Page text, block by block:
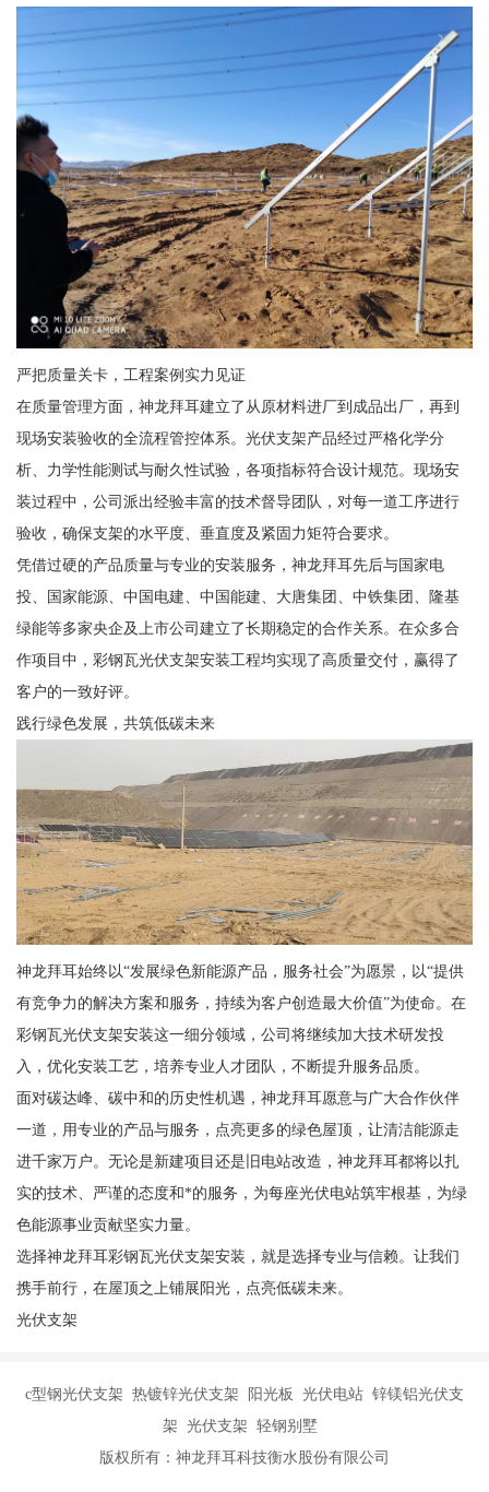
严把质量关卡，工程案例实力见证
在质量管理方面，神龙拜耳建立了从原材料进厂到成品出厂，再到
现场安装验收的全流程管控体系。光伏支架产品经过严格化学分
析、力学性能测试与耐久性试验，各项指标符合设计规范。现场安
装过程中，公司派出经验丰富的技术督导团队，对每一道工序进行
验收，确保支架的水平度、垂直度及紧固力矩符合要求。
凭借过硬的产品质量与专业的安装服务，神龙拜耳先后与国家电
投、国家能源、中国电建、中国能建、大唐集团、中铁集团、隆基
绿能等多家央企及上市公司建立了长期稳定的合作关系。在众多合
作项目中，彩钢瓦光伏支架安装工程均实现了高质量交付，赢得了
客户的一致好评。
践行绿色发展，共筑低碳未来
神龙拜耳始终以“发展绿色新能源产品，服务社会”为愿景，以“提供
有竞争力的解决方案和服务，持续为客户创造最大价值”为使命。在
彩钢瓦光伏支架安装这一细分领域，公司将继续加大技术研发投
入，优化安装工艺，培养专业人才团队，不断提升服务品质。
面对碳达峰、碳中和的历史性机遇，神龙拜耳愿意与广大合作伙伴
一道，用专业的产品与服务，点亮更多的绿色屋顶，让清洁能源走
进千家万户。无论是新建项目还是旧电站改造，神龙拜耳都将以扎
实的技术、严谨的态度和*的服务，为每座光伏电站筑牢根基，为绿
色能源事业贡献坚实力量。
选择神龙拜耳彩钢瓦光伏支架安装，就是选择专业与信赖。让我们
携手前行，在屋顶之上铺展阳光，点亮低碳未来。
光伏支架
c型钢光伏支架 热镀锌光伏支架 阳光板 光伏电站 锌镁铝光伏支
架 光伏支架 轻钢别墅
版权所有：神龙拜耳科技衡水股份有限公司